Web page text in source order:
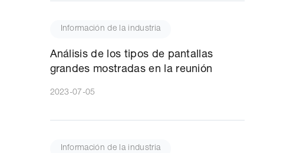
Información de la industria
Análisis de los tipos de pantallas
grandes mostradas en la reunión
2023-07-05
Información de la industria